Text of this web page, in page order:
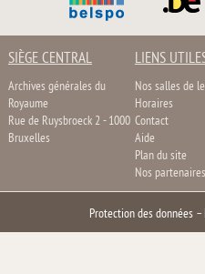
SIÈGE CENTRAL
Archives générales du
Royaume
Rue de Ruysbroeck 2 - 1000
Bruxelles
LIENS
Nos salles de
Horaires
Contact
Aide
Plan du site
Nos partenaires
Protection des données–